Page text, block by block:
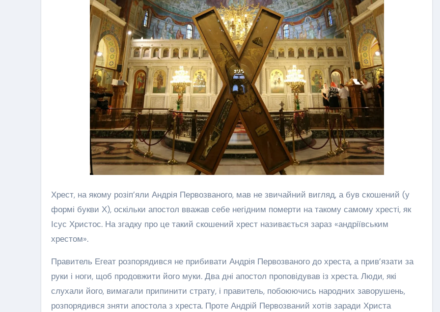
Хрест, на якому розіп’яли Андрія Первозваного, мав не звичайний вигляд, а був скошений (у
формі букви Х), оскільки апостол вважав себе негідним померти на такому самому хресті, як
Ісус Христос. На згадку про це такий скошений хрест називається зараз «андріївським
хрестом».
Правитель Егеат розпорядився не прибивати Андрія Первозваного до хреста, а прив’язати за
руки і ноги, щоб продовжити його муки. Два дні апостол проповідував із хреста. Люди, які
слухали його, вимагали припинити страту, і правитель, побоюючись народних заворушень,
розпорядився зняти апостола з хреста. Проте Андрій Первозваний хотів заради Христа